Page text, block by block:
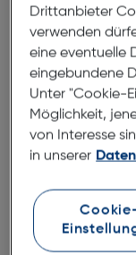
*ausgenommen
Drittanbieter
verwenden
eine eventuelle
eingebundene
Unter "Cookie-
Möglichkeit,
von Interesse
in unserer